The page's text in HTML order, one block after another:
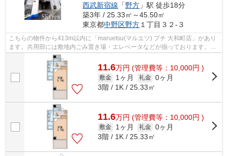
西武新宿線 「野方 」駅 徒歩18分
築3年 / 25.33㎡～45.50㎡
東京都中野区野方 １丁目３２-３
こちらの物件から413m以内に「maruetsu(マルエツ) プチ 大和町店」があり
ます。共用部には敷地内ごみ置き場・エレベータなどが揃っております。駅
が周辺に2つあるので行動範囲が広がり...
11.6万円 (管理費等：10,000円 )
敷金 1ヶ月 礼金 0ヶ月
3階 / 1K / 25.33㎡
11.6万円 (管理費等：10,000円 )
敷金 1ヶ月 礼金 0ヶ月
3階 / 1K / 25.33㎡